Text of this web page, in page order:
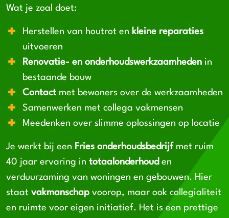
Wat je zoal doet:
Herstellen van houtrot en kleine reparaties
uitvoeren
Renovatie- en onderhoudswerkzaamheden in
bestaande bouw
Contact met bewoners over de werkzaamheden
Samenwerken met collega vakmensen
Meedenken over slimme oplossingen op locatie
Je werkt bij een Fries onderhoudsbedrijf met ruim
40 jaar ervaring in totaalonderhoud en
verduurzaming van woningen en gebouwen. Hier
staat vakmanschap voorop, maar ook collegialiteit
en ruimte voor eigen initiatief. Het is een prettige